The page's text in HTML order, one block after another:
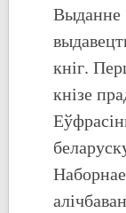
Выданне
кніг.
кнізе